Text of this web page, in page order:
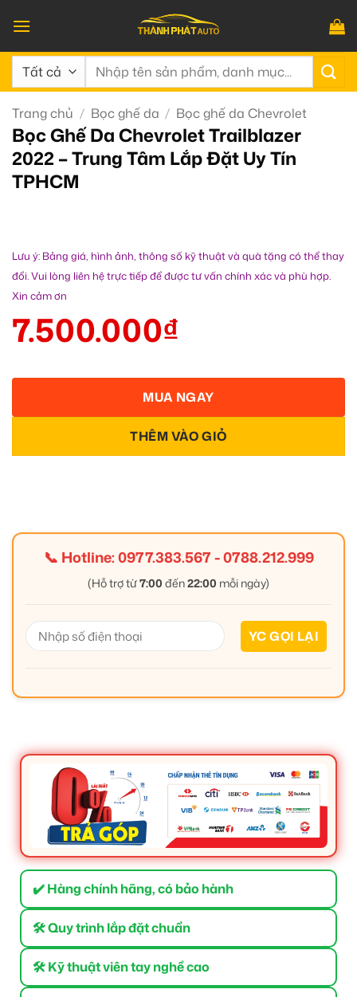
qua
nội
dung
Tìm
Trang chủ / Bọc ghế da / Bọc ghế da Chevrolet
Bọc Ghế Da Chevrolet Trailblazer
2022 – Trung Tâm Lắp Đặt Uy Tín
TPHCM
Lưu ý: Bảng giá, hình ảnh, thông số kỹ thuật và quà tặng có thể thay
đổi. Vui lòng liên hệ trực tiếp để được tư vấn chính xác và phù hợp.
Xin cảm ơn
7.500.000₫
THÊM VÀO GIỎ
MUA NGAY
📞 Hotline:0977.383.567-0788.212.999
(Hỗ trợ từ7:00 đến22:00 mỗi ngày)
✔️ Hàng chính hãng, có bảo hành
🛠 Quy trình lắp đặt chuẩn
🛠 Kỹ thuật viên tay nghề cao